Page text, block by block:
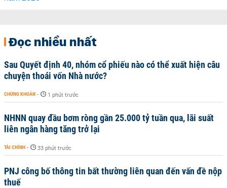
Đọc nhiều nhất
Sau Quyết định 40, nhóm cổ phiếu nào có thể xuất hiện câu
chuyện thoái vốn Nhà nước?
CHỨNG KHOÁN - 1 phút trước
NHNN quay đầu bơm ròng gần 25.000 tỷ tuần qua, lãi suất
liên ngân hàng tăng trở lại
TÀI CHÍNH - 33 phút trước
PNJ công bố thông tin bất thường liên quan đến vấn đề nộp
thuế